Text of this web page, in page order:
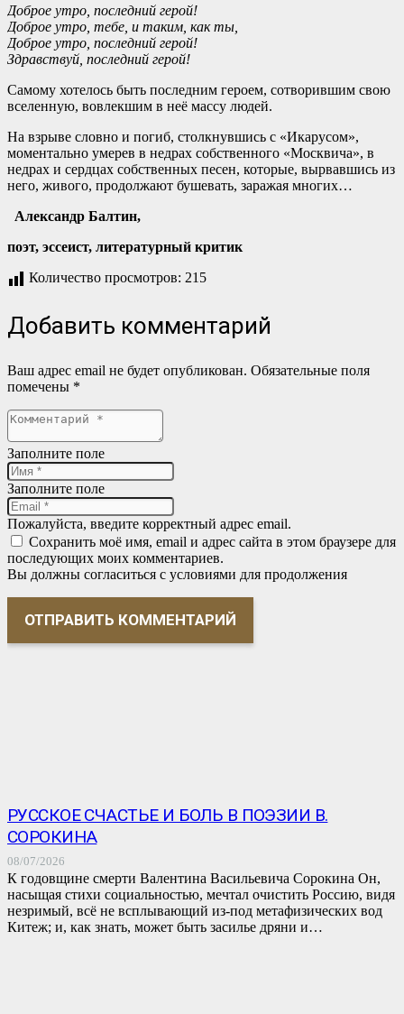
Доброе утро, последний герой!
Доброе утро, тебе, и таким, как ты,
Доброе утро, последний герой!
Здравствуй, последний герой!
Самому хотелось быть последним героем, сотворившим свою
вселенную, вовлекшим в неё массу людей.
На взрыве словно и погиб, столкнувшись с «Икарусом»,
моментально умерев в недрах собственного «Москвича», в
недрах и сердцах собственных песен, которые, вырвавшись из
него, живого, продолжают бушевать, заражая многих…
Александр Балтин,
поэт, эссеист, литературный критик
Количество просмотров: 215
Добавить комментарий
Ваш адрес email не будет опубликован. Обязательные поля
помечены *
Заполните поле
Заполните поле
Пожалуйста, введите корректный адрес email.
Сохранить моё имя, email и адрес сайта в этом браузере для
последующих моих комментариев.
Вы должны согласиться с условиями для продолжения
ОТПРАВИТЬ КОММЕНТАРИЙ
РУССКОЕ СЧАСТЬЕ И БОЛЬ В ПОЭЗИИ В.
СОРОКИНА
08/07/2026
К годовщине смерти Валентина Васильевича Сорокина Он,
насыщая стихи социальностью, мечтал очистить Россию, видя
незримый, всё не всплывающий из-под метафизических вод
Китеж; и, как знать, может быть засилье дряни и…